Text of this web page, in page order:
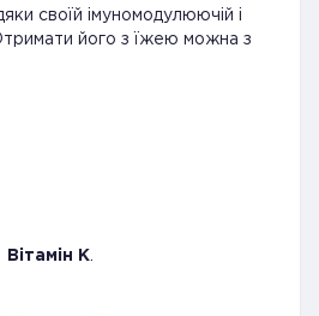
своїй імуномодулюючій і
Отримати його з їжею можна з
Вітамін К